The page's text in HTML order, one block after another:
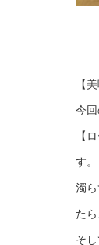
【
今回
【
す。
濁
た
そ